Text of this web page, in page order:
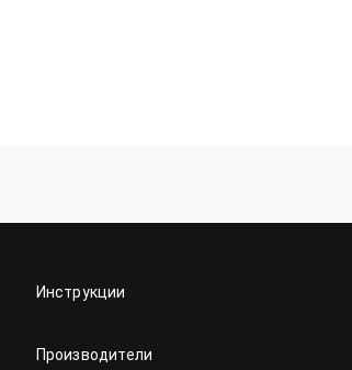
Инструкции
Производители